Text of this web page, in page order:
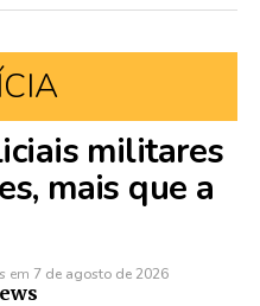
militares
mais que a
em 7 de agosto de 2026